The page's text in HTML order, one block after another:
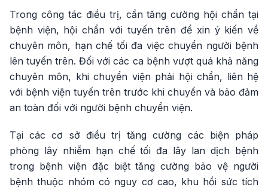
Trong công tác điều trị, cần tăng cường hội chẩn tại
bệnh viện, hội chẩn với tuyến trên để xin ý kiến về
chuyên môn, hạn chế tối đa việc chuyển người bệnh
lên tuyến trên. Đối với các ca bệnh vượt quá khả năng
chuyên môn, khi chuyển viện phải hội chẩn, liên hệ
với bệnh viện tuyến trên trước khi chuyển và bảo đảm
an toàn đối với người bệnh chuyển viện.
Tại các cơ sở điều trị tăng cường các biện pháp
phòng lây nhiễm hạn chế tối đa lây lan dịch bệnh
trong bệnh viện đặc biệt tăng cường bảo vệ người
bệnh thuộc nhóm có nguy cơ cao, khu hồi sức tích